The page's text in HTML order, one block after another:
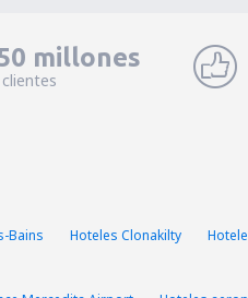
millones
Bains Hoteles Clonakilty